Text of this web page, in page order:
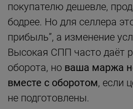
покупателю дешевле,
бодрее. Но для селлера
прибыль”, а изменение
Высокая СПП часто даёт
оборота, но ваша маржа
вместе с оборотом, если
не подготовлены.